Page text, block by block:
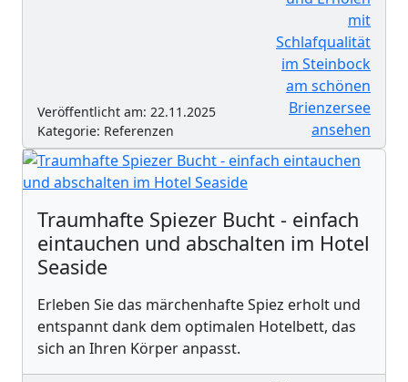
Veröffentlicht am: 22.11.2025
Kategorie: Referenzen
Traumhafte Spiezer Bucht - einfach
eintauchen und abschalten im Hotel
Seaside
Erleben Sie das märchenhafte Spiez erholt und
entspannt dank dem optimalen Hotelbett, das
sich an Ihren Körper anpasst.